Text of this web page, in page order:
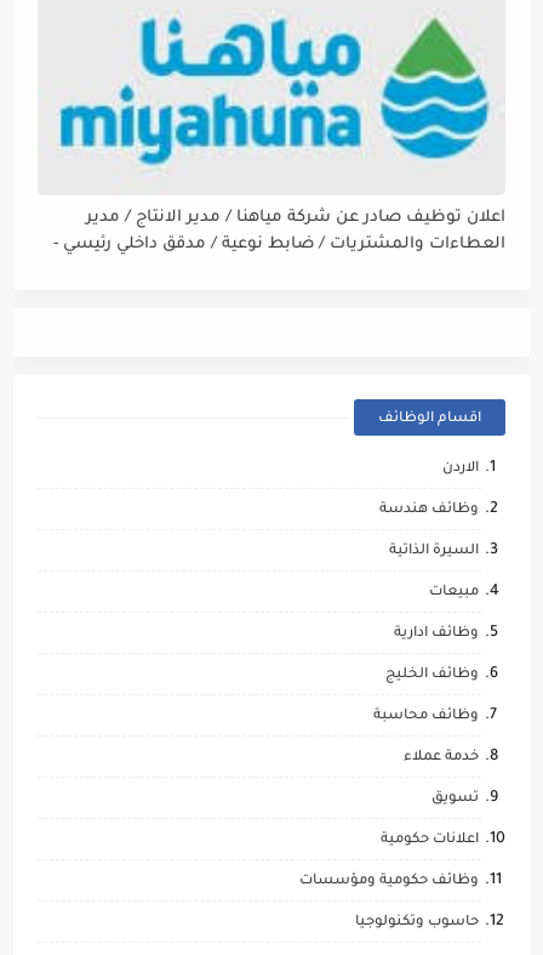
اعلان توظيف صادر عن شركة مياهنا / مدير الانتاج / مدير
العطاءات والمشتريات / ضابط نوعية / مدقق داخلي رئيسي -
اقسام الوظائف
الاردن
وظائف هندسة
السيرة الذاتية
مبيعات
وظائف ادارية
وظائف الخليج
وظائف محاسبة
خدمة عملاء
تسويق
اعلانات حكومية
وظائف حكومية ومؤسسات
حاسوب وتكنولوجيا